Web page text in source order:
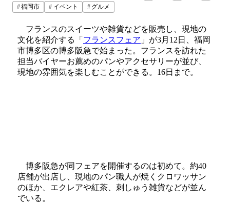
福岡市 イベント グルメ
フランスのスイーツや雑貨などを販売し、現地の
文化を紹介する「 フランスフェア 」が3月12日、福岡
市博多区の博多阪急で始まった。フランスを訪れた
担当バイヤーお薦めのパンやアクセサリーが並び、
現地の雰囲気を楽しむことができる。16日まで。
博多阪急が同フェアを開催するのは初めて。約40
店舗が出店し、現地のパン職人が焼くクロワッサン
のほか、エクレアや紅茶、刺しゅう雑貨などが並ん
でいる。